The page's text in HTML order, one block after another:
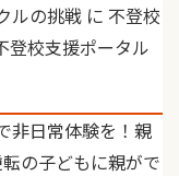
ルの挑戦 に 不登校
登校支援ポータル
非日常体験を！親
の子どもに親がで